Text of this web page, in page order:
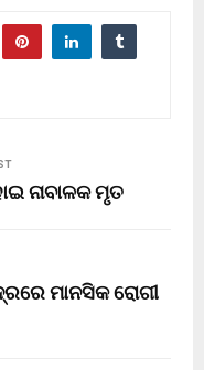
ନାବାଳକ ମୃତ
ମାନସିକ ରୋଗୀ